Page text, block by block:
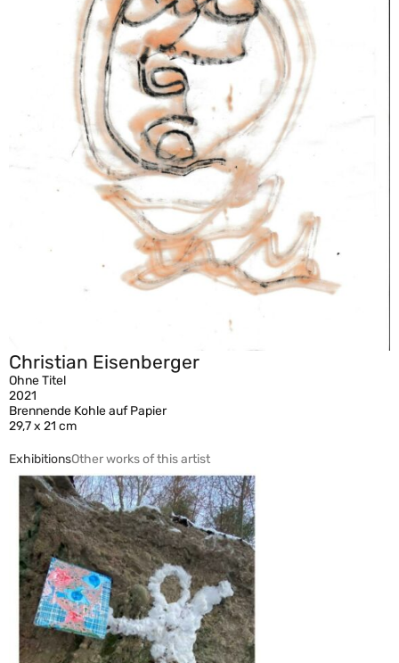
Christian Eisenberger
Ohne Titel
2021
Brennende Kohle auf Papier
29,7 x 21 cm
ExhibitionsOther works of this artist